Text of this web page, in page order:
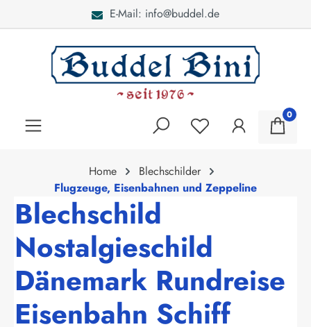
E-Mail: info@buddel.de
0
Home
Blechschilder
Flugzeuge, Eisenbahnen und Zeppeline
Blechschild
Nostalgieschild
Dänemark Rundreise
Eisenbahn Schiff